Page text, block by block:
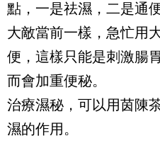
點，一是祛濕，二是通
大敵當前一樣，急忙用
便，這樣只能是刺激腸
而會加重便秘。
治療濕秘，可以用茵陳
濕的作用。